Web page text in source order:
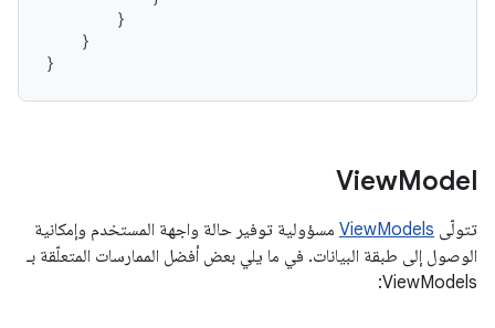
}
}
}
ViewModel
تتولّى ViewModels مسؤولية توفير حالة واجهة المستخدم وإمكانية
الوصول إلى طبقة البيانات. في ما يلي بعض أفضل الممارسات المتعلّقة بـ
ViewModels: